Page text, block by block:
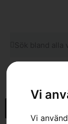
Vi
Vi